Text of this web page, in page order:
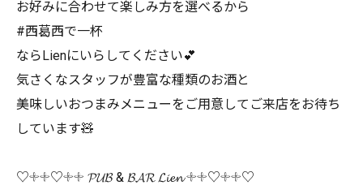
お好みに合わせて楽しみ方を選べるから
#西葛西で一杯
ならLienにいらしてください💕
気さくなスタッフが豊富な種類のお酒と
美味しいおつまみメニューをご用意してご来店をお待ち
しています🧸
♡𓇬𓇬♡𓇬𓇬 𝓟𝓤𝓑 & 𝓑𝓐𝓡 𝓛𝓲𝓮𝓷 𓇬𓇬♡𓇬𓇬♡